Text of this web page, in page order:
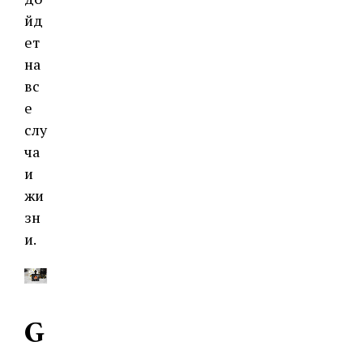
йд
ет
на
вс
е
слу
ча
и
жи
зн
и.
G